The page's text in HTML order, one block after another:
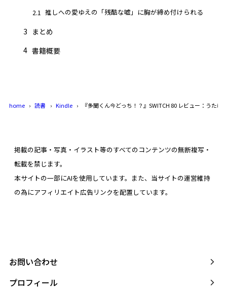
2.1 推しへの愛ゆえの「残酷な嘘」に胸が締め付けられる
3 まとめ
4 書籍概要
home 読書 Kindle 『多聞くん今どっち！？』SWITCH 80 レビュー：うた
掲載の記事・写真・イラスト等のすべてのコンテンツの無断複写・
転載を禁じます。
本サイトの一部にAIを使用しています。また、当サイトの運営維持
の為にアフィリエイト広告リンクを配置しています。
お問い合わせ
プロフィール